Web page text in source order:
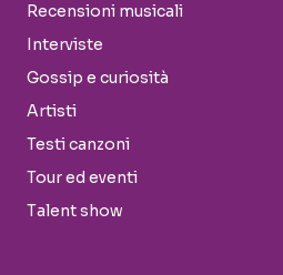
Recensioni musicali
Interviste
Gossip e curiosità
Artisti
Testi canzoni
Tour ed eventi
Talent show